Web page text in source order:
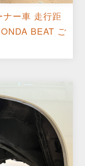
ー車 走行距
BEAT ご